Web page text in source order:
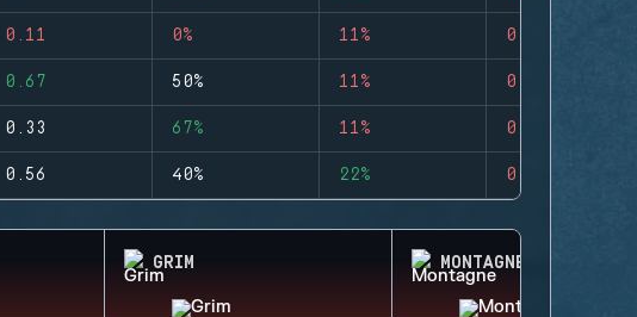
0.11 0% 11% 0
0.67 50% 11% 0
0.33 67% 11% 0
0.56 40% 22% 0
GRIM MONTAGNE